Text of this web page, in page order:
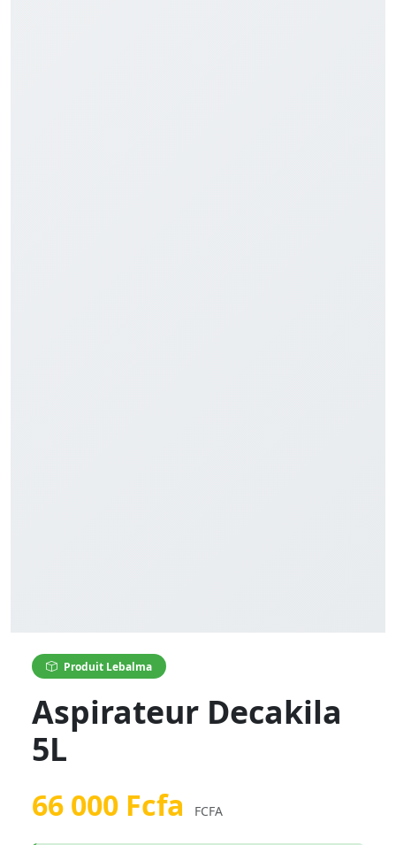
Produit Lebalma
Aspirateur Decakila
5L
66 000 Fcfa FCFA